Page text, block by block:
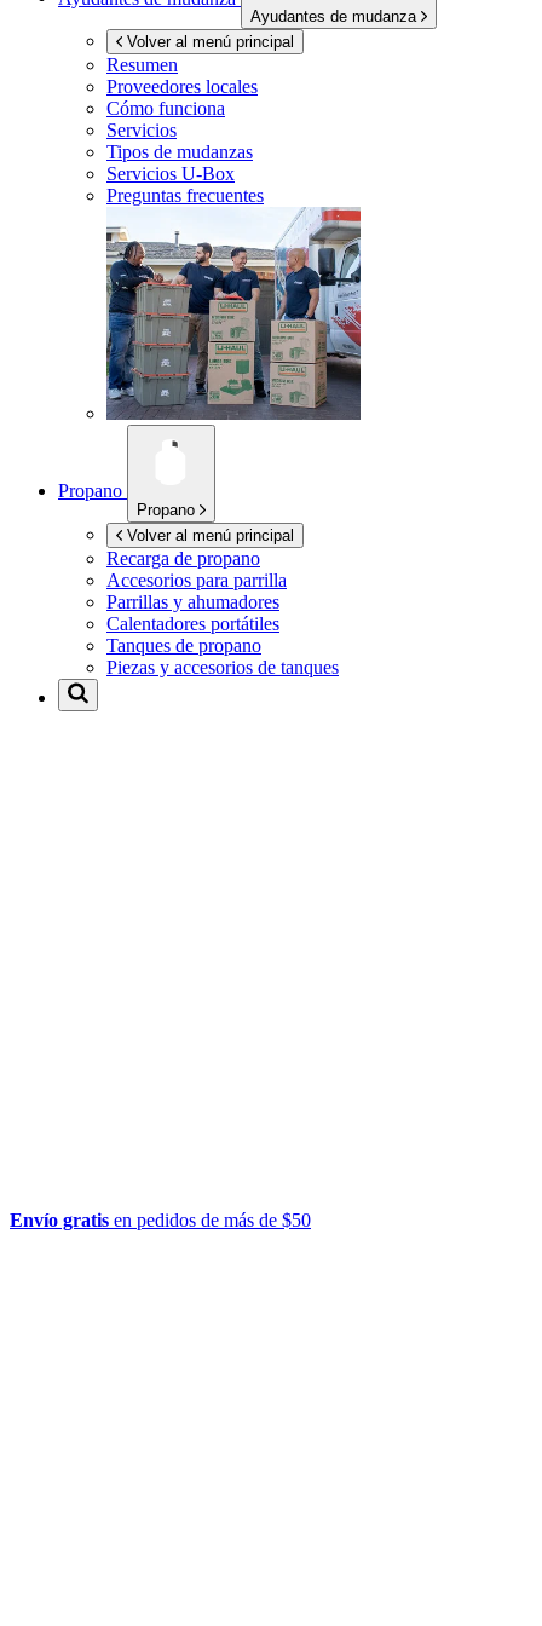
Ayudantes de mudanza
Volver al menú principal
Resumen
Proveedores locales
Cómo funciona
Servicios
Tipos de mudanzas
Servicios U-Box
Preguntas frecuentes
Propano
Propano
Volver al menú principal
Recarga de propano
Accesorios para parrilla
Parrillas y ahumadores
Calentadores portátiles
Tanques de propano
Piezas y accesorios de tanques
Envío gratis en pedidos de más de $50